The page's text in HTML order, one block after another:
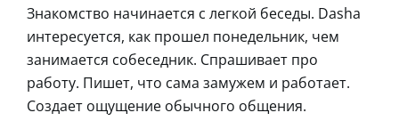
Знакомство начинается с легкой беседы. Dasha
интересуется, как прошел понедельник, чем
занимается собеседник. Спрашивает про
работу. Пишет, что сама замужем и работает.
Создает ощущение обычного общения.